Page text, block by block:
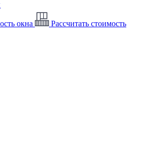
окна
Рассчитать стоимость